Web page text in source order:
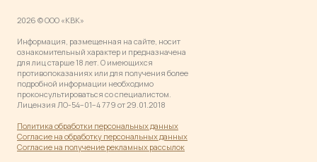
2026 © ООО «КВК»
Информация, размещенная на сайте, носит
ознакомительный характер и предназначена
для лиц старше 18 лет. О имеющихся
противопоказаниях или для получения более
подробной информации необходимо
проконсультироваться со специалистом.
Лицензия ЛО-54−01−4 779 от 29.01.2018
Политика обработки персональных данных
Согласие на обработку персональных данных
Согласие на получение рекламных рассылок